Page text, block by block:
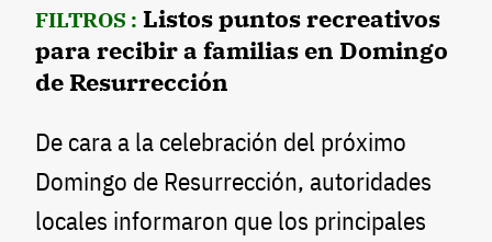
FILTROS : Listos puntos recreativos
para recibir a familias en Domingo
de Resurrección
De cara a la celebración del próximo
Domingo de Resurrección, autoridades
locales informaron que los principales